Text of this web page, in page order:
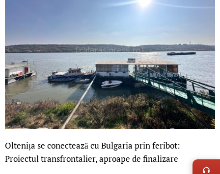
Oltenița se conectează cu Bulgaria prin feribot:
Proiectul transfrontalier, aproape de finalizare